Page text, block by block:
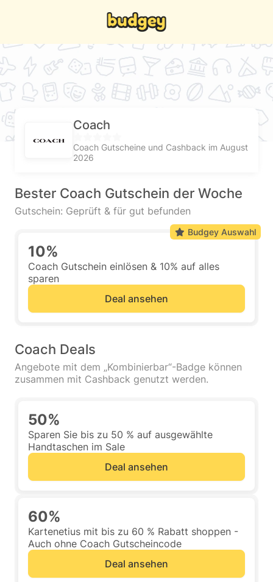
Coach
Coach Gutscheine und Cashback im August
2026
Bester Coach Gutschein der Woche
Gutschein: Geprüft & für gut befunden
10%
Coach Gutschein einlösen & 10% auf alles
sparen
Deal ansehen
Budgey Auswahl
Coach Deals
Angebote mit dem „Kombinierbar“-Badge können
zusammen mit Cashback genutzt werden.
50%
Sparen Sie bis zu 50 % auf ausgewählte
Handtaschen im Sale
Deal ansehen
60%
Kartenetius mit bis zu 60 % Rabatt shoppen -
Auch ohne Coach Gutscheincode
Deal ansehen